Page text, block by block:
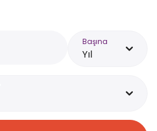
Başına
Yıl